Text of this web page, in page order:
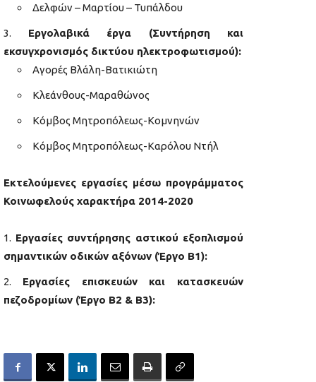
Δελφών – Μαρτίου – Τυπάλδου
Εργολαβικά έργα (Συντήρηση και
εκσυγχρονισμός δικτύου ηλεκτροφωτισμού):
Αγορές Βλάλη-Βατικιώτη
Κλεάνθους-Μαραθώνος
Κόμβος Μητροπόλεως-Κομνηνών
Κόμβος Μητροπόλεως-Καρόλου Ντήλ
Εκτελούμενες εργασίες μέσω προγράμματος
Κοινωφελούς χαρακτήρα 2014-2020
Εργασίες συντήρησης αστικού εξοπλισμού
σημαντικών οδικών αξόνων (Έργο Β1):
Εργασίες επισκευών και κατασκευών
πεζοδρομίων (Έργο Β2 & Β3):